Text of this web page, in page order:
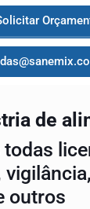
de
outros